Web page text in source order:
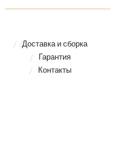
Доставка и сборка
Гарантия
Контакты